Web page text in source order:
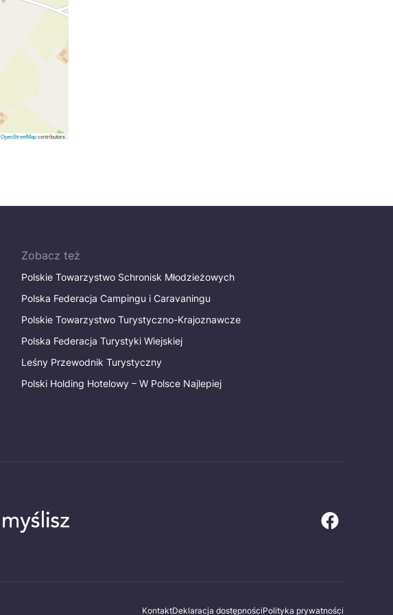
OpenStreetMapcontributors
Zobacz też
Polskie Towarzystwo Schronisk Młodzieżowych
Polska Federacja Campingu i Caravaningu
Polskie Towarzystwo Turystyczno-Krajoznawcze
Polska Federacja Turystyki Wiejskiej
Leśny Przewodnik Turystyczny
Polski Holding Hotelowy – W Polsce Najlepiej
KontaktDeklaracja dostępnościPolityka prywatności